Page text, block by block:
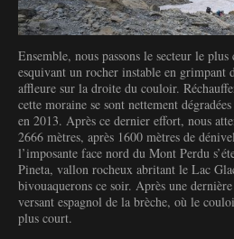
Ensemble, nous passons le secteur le
esquivant un rocher instable en grimpant
affleure sur la droite du couloir.
cette moraine se sont nettement
en 2013. Après ce dernier effort, nous
2666 mètres, après 1600 mètres de
l’imposante face nord du Mont Perdu
Pineta, vallon rocheux abritant le Lac
bivouaquerons ce soir. Après une
versant espagnol de la brèche, où le
plus court.